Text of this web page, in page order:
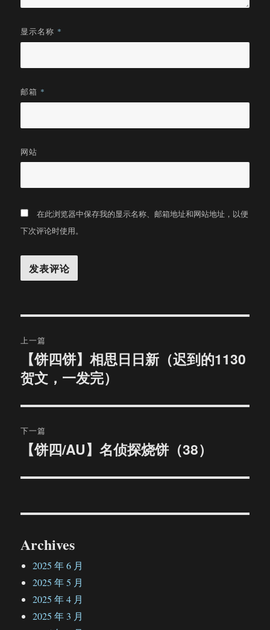
显示名称 *
邮箱 *
网站
在此浏览器中保存我的显示名称、邮箱地址和网站地址，以便
下次评论时使用。
章
导
航
上一篇
篇
章：
【饼四饼】相思日日新（迟到的1130
贺文，一发完）
下一篇
文
【饼四/AU】名侦探烧饼（38）
Archives
2025 年 6 月
2025 年 5 月
2025 年 4 月
2025 年 3 月